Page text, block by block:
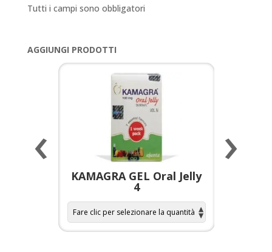
Tutti i campi sono obbligatori
AGGIUNGI PRODOTTI
KAMAGRA GEL Oral Jelly
4
‹ ›